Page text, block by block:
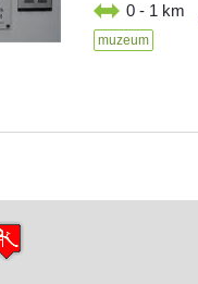
0 - 1 km
muzeum